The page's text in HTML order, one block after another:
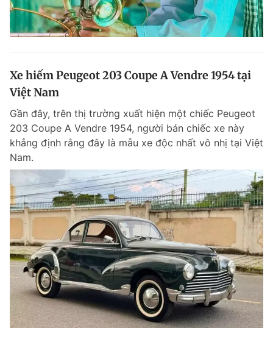
Xe hiếm Peugeot 203 Coupe A Vendre 1954 tại
Việt Nam
Gần đây, trên thị trường xuất hiện một chiếc Peugeot
203 Coupe A Vendre 1954, người bán chiếc xe này
khẳng định rằng đây là mẫu xe độc nhất vô nhị tại Việt
Nam.